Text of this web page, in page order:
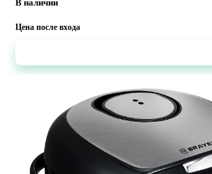
В наличии
Цена после входа